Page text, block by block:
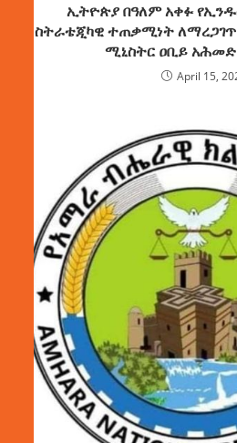
ኢትዮጵያ በዓለም አቀፉ
ስትራቴጂካዊ ተጠቃሚነት
ሚኒስትር ዐቢይ አሕመድ
April 15,